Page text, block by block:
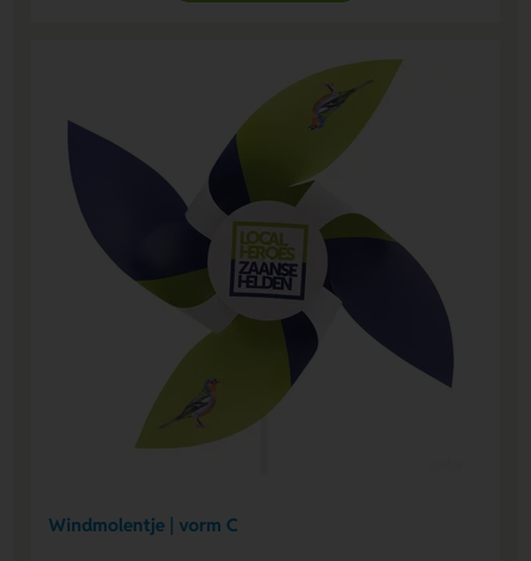
Windmolentje | vorm C